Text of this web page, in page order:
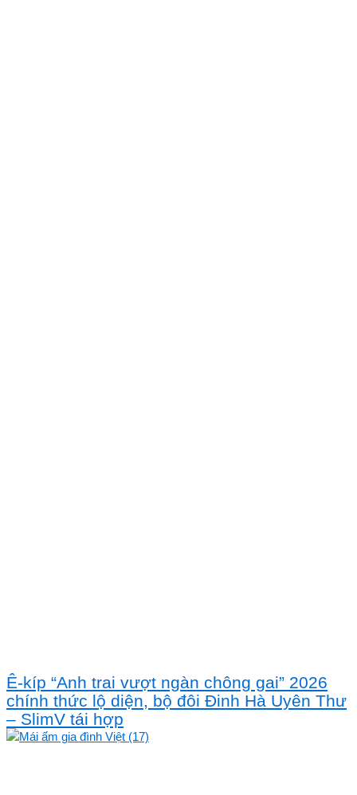
Ê-kíp “Anh trai vượt ngàn chông gai” 2026
chính thức lộ diện, bộ đôi Đinh Hà Uyên Thư
– SlimV tái hợp